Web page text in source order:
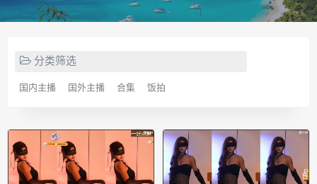
分类筛选
国内主播 国外主播 合集 饭拍